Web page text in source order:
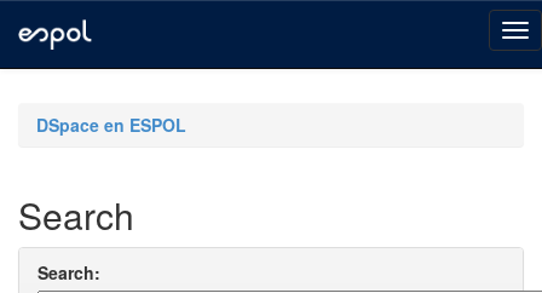
navigationDSpace en ESPOL
Search
Search: